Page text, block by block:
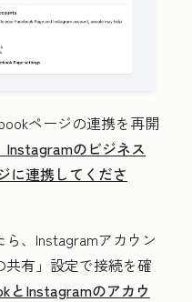
ページの連携を再開
Instagramのビジネス
に連携してくださ
、Instagramアカウン
有」 設定で接続を確
とInstagramのアカウ